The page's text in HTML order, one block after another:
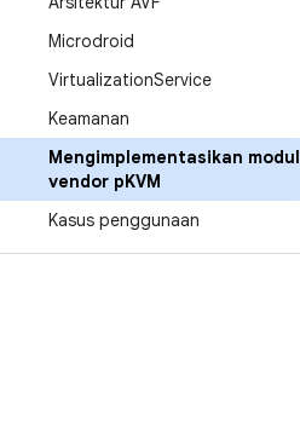
Microdroid
VirtualizationService
Keamanan
Mengimplementasikan modul
vendor pKVM
Kasus penggunaan